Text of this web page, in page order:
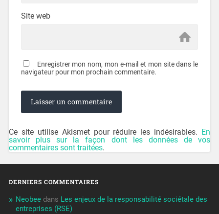
Site web
Enregistrer mon nom, mon e-mail et mon site dans le
navigateur pour mon prochain commentaire.
Ce site utilise Akismet pour réduire les indésirables. En
savoir plus sur la façon dont les données de vos
commentaires sont traitées.
DERNIERS COMMENTAIRES
Neobeedans Les enjeux de la responsabilité sociétale des
entreprises (RSE)